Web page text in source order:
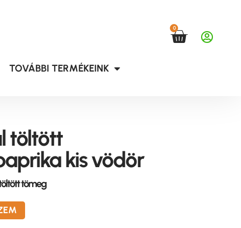
0
TOVÁBBI TERMÉKEINK
töltött
kis vödör
tömeg